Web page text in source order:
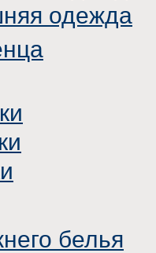
одежда
белья